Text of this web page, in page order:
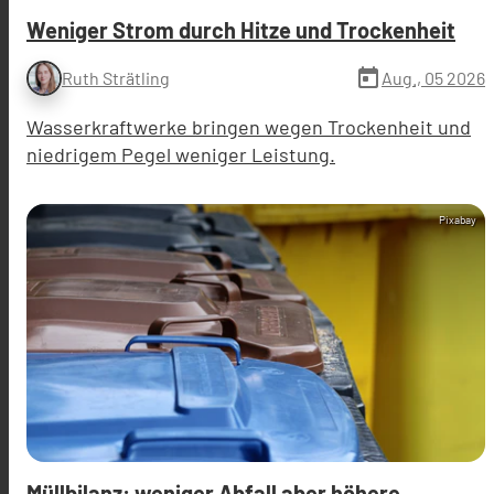
Weniger Strom durch Hitze und Trockenheit
Ruth Strätling today Aug., 05 2026
Wasserkraftwerke bringen wegen Trockenheit und
niedrigem Pegel weniger Leistung.
Pixabay